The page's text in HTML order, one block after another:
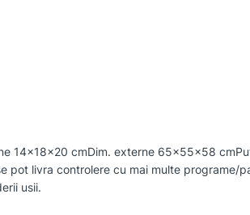
14x18x20 cmDim. externe 65x55x58
pot livra controlere cu mai multe
usii.